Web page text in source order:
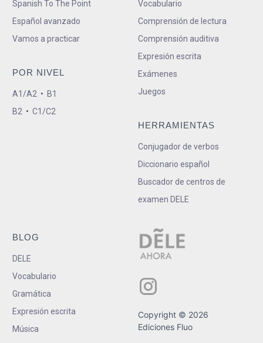
Spanish To The Point
Español avanzado
Vamos a practicar
POR NIVEL
A1/A2 • B1
B2 • C1/C2
Vocabulario
Comprensión de lectura
Comprensión auditiva
Expresión escrita
Exámenes
Juegos
HERRAMIENTAS
Conjugador de verbos
Diccionario español
Buscador de centros de
examen DELE
BLOG
DELE
Vocabulario
Gramática
Expresión escrita
Música
Copyright © 2026
Ediciones Fluo